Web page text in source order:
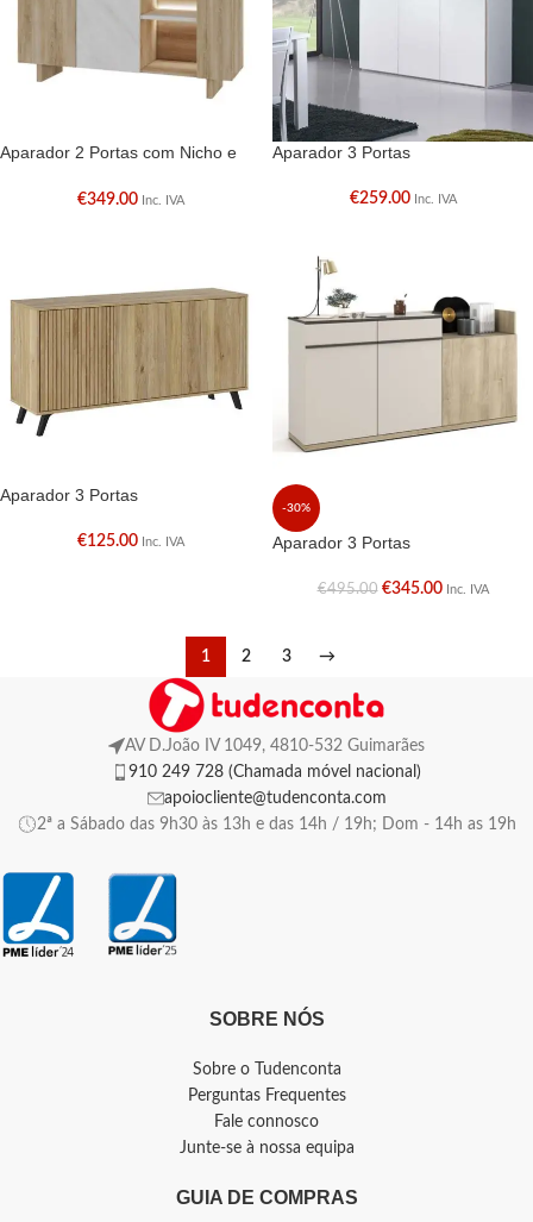
Aparador 2 Portas com Nicho e
€349.00 Inc. IVA
Aparador 3 Portas
€259.00 Inc. IVA
Aparador 3 Portas
€125.00 Inc. IVA
-30%
Aparador 3 Portas
€495.00 €345.00 Inc. IVA
1 2 3 →
AV D.João IV 1049, 4810-532 Guimarães
910 249 728 (Chamada móvel nacional)
apoiocliente@tudenconta.com
2ª a Sábado das 9h30 às 13h e das 14h / 19h; Dom - 14h as 19h
SOBRE NÓS
Sobre o Tudenconta
Perguntas Frequentes
Fale connosco
Junte-se à nossa equipa
GUIA DE COMPRAS